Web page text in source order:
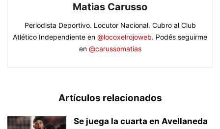
Matias Carusso
Periodista Deportivo. Locutor Nacional. Cubro al Club
Atlético Independiente en @locoxelrojoweb. Podés seguirme
en @carussomatias
Artículos relacionados
Se juega la cuarta en Avellaneda